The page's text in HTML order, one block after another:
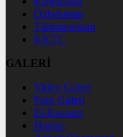
Özbekistan
Türkmenistan
KKTC
GALERİ
Video Galeri
Foto Galeri
El-Kassam
Hamas